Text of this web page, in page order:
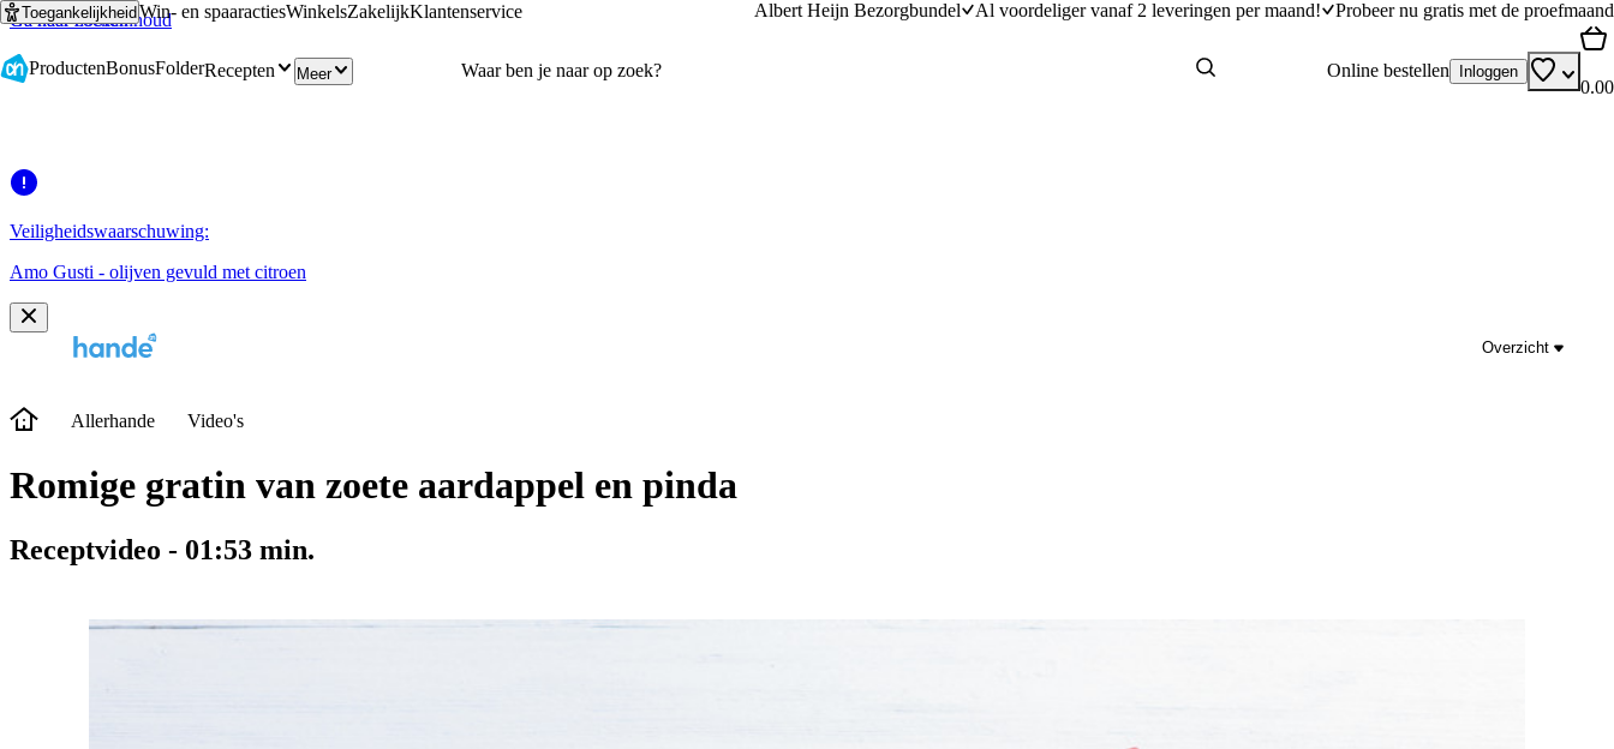
Ga naar hoofdinhoud
Ga naar zoeken
ToegankelijkheidWin- en spaaractiesWinkelsZakelijkKlantenservice Albert Heijn Bezorgbundel Al voordeliger vanaf 2 leveringen per maand! Probeer nu gratis met de proefmaand
ProductenBonusFolderRecepten Meer Online bestellen Inloggen
0.00
Veiligheidswaarschuwing:
Amo Gusti - olijven gevuld met citroen
Overzicht
Allerhande Video's
Romige gratin van zoete aardappel en pinda
Receptvideo - 01:53 min.